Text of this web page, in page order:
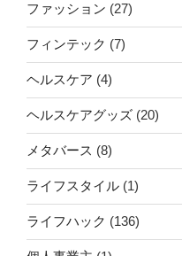
ファッション (27)
フィンテック (7)
ヘルスケア (4)
ヘルスケアグッズ (20)
メタバース (8)
ライフスタイル (1)
ライフハック (136)